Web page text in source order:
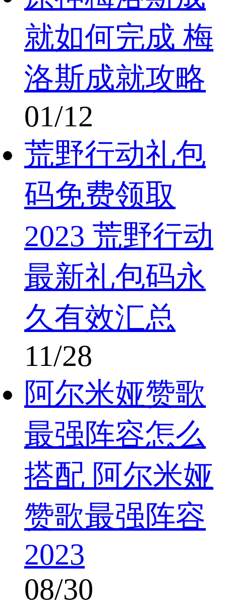
就如何完成 梅
洛斯成就攻略
01/12
荒野行动礼包
码免费领取
2023 荒野行动
最新礼包码永
久有效汇总
11/28
阿尔米娅赞歌
最强阵容怎么
搭配 阿尔米娅
赞歌最强阵容
2023
08/30